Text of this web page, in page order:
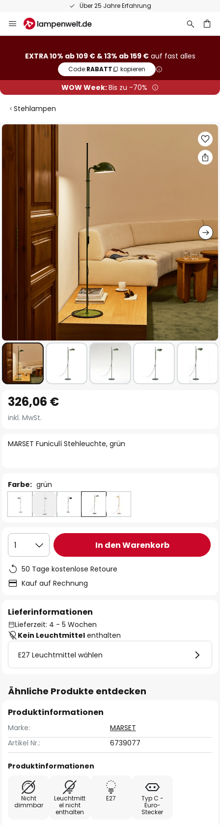
Über 25 Jahre Erfahrung
Inhalt
EXTRA 10% ab 109 € & 13% ab 159 €auf fast alles
Code:RABATT kopieren
WOW Week:Bis zu -70%
Stehlampen
Zum
Anfang
der
springen
MARSET Funiculí Stehleuchte, grün
326,06 €
inkl. MwSt.
Farbe: grün
1 In den Warenkorb
50 Tage kostenlose Retoure
Kauf auf Rechnung
Lieferinformationen
Lieferzeit: 4 - 5 Wochen
Kein Leuchtmittel enthalten
E27 Leuchtmittel wählen
Ähnliche Produkte entdecken
Produktinformationen
Marke:
MARSET
Artikel Nr.:
6739077
Produktinformationen
Nicht
dimmbar
Leuchtmitt
el nicht
enthalten
E27
Typ C -
Euro-
Stecker